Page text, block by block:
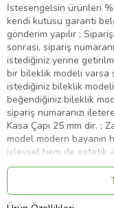
İstesengelsin ürünleri
kendi kutusu garanti
gönderim yapılır ;
sonrası, sipariş
istediğiniz yerine
bir bileklik modeli varsa
istediğiniz bileklik
beğendiğiniz bileklik
sipariş numaranızı
Kasa Çapı 25 mm dir. ;
model modern bayanın
işlevsel hem de estetik
sadece zamanı değil,
Kaliteli İyon Kaplama
parlak bir görünüm
üretilmiştir ; Günlük